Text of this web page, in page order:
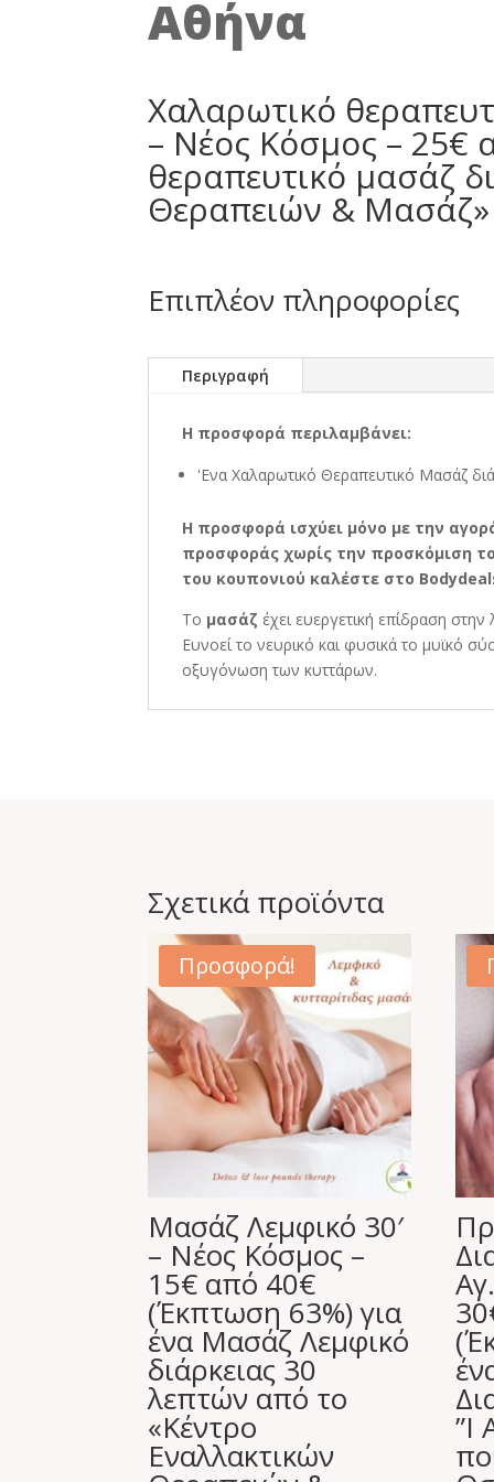
Αθήνα
Χαλαρωτικό
– Νέος Κόσμος – 25€
θεραπευτικό μασάζ
Θεραπειών &
Επιπλέον πληροφορίες
Περιγραφή
Η προσφορά περιλαμβάνει:
'Ενα Χαλαρωτικό Θεραπευτικό Μασάζ
Η προσφορά ισχύει μόνο με την
προσφοράς χωρίς την προσκόμιση
του κουπονιού καλέστε στο
Το μασάζ έχει ευεργετική επίδραση
Ευνοεί το νευρικό και φυσικά το μυϊκό
οξυγόνωση των κυττάρων.
Σχετικά προϊόντα
Προσφορά!
Μασάζ Λεμφικό 30′
– Νέος Κόσμος –
15€ από 40€
(Έκπτωση 63%) για
ένα Μασάζ Λεμφικό
διάρκειας 30
λεπτών από το
«Κέντρο
Εναλλακτικών
”I